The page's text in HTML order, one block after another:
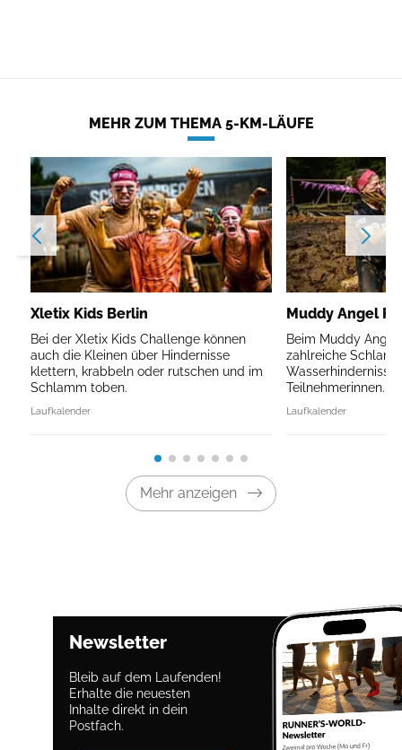
MEHR ZUM THEMA 5-KM-LÄUFE
Xletix Kids Berlin
Bei der Xletix Kids Challenge können
auch die Kleinen über Hindernisse
klettern, krabbeln oder rutschen und im
Schlamm toben.
Laufkalender
Muddy Angel
Beim Muddy
zahlreiche
Wasserhindernisse
Teilnehmerinnen.
Laufkalender
Mehr anzeigen
Newsletter
Bleib auf dem Laufenden!
Erhalte die neuesten
Inhalte direkt in dein
Postfach.